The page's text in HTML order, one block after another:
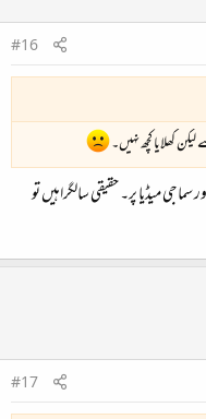
#16
کھلایا کچھ نہیں۔
میڈیا پر۔ حقیقی سالگراہیں تو
#17